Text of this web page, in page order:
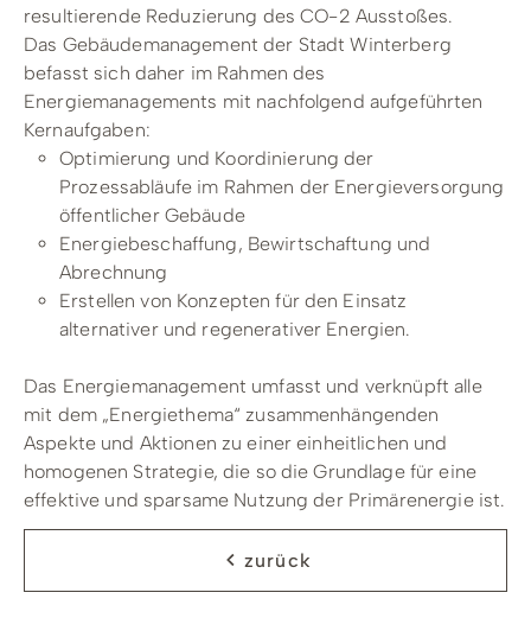
resultierende Reduzierung des CO-2 Ausstoßes.
Das Gebäudemanagement der Stadt Winterberg
befasst sich daher im Rahmen des
Energiemanagements mit nachfolgend aufgeführten
Kernaufgaben:
Optimierung und Koordinierung der
Prozessabläufe im Rahmen der Energieversorgung
öffentlicher Gebäude
Energiebeschaffung, Bewirtschaftung und
Abrechnung
Erstellen von Konzepten für den Einsatz
alternativer und regenerativer Energien.
Das Energiemanagement umfasst und verknüpft alle
mit dem „Energiethema“ zusammenhängenden
Aspekte und Aktionen zu einer einheitlichen und
homogenen Strategie, die so die Grundlage für eine
effektive und sparsame Nutzung der Primärenergie ist.
zurück